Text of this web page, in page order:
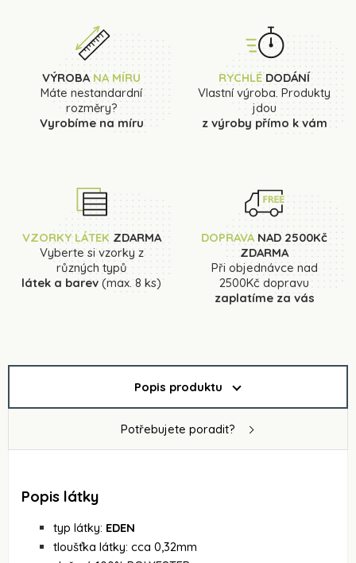
VÝROBA NA MÍRU
Máte nestandardní
rozměry?
Vyrobíme na míru
RYCHLÉDODÁNÍ
Vlastní výroba. Produkty
jdou
z výroby přímo k vám
VZORKY LÁTEK ZDARMA
Vyberte si vzorky z
různých typů
látek a barev (max. 8 ks)
DOPRAVANAD 2500Kč
ZDARMA
Při objednávce nad
2500Kč dopravu
zaplatíme za vás
Popis produktu
Potřebujete poradit?
Popis látky
typ látky: EDEN
tloušťka látky: cca 0,32mm